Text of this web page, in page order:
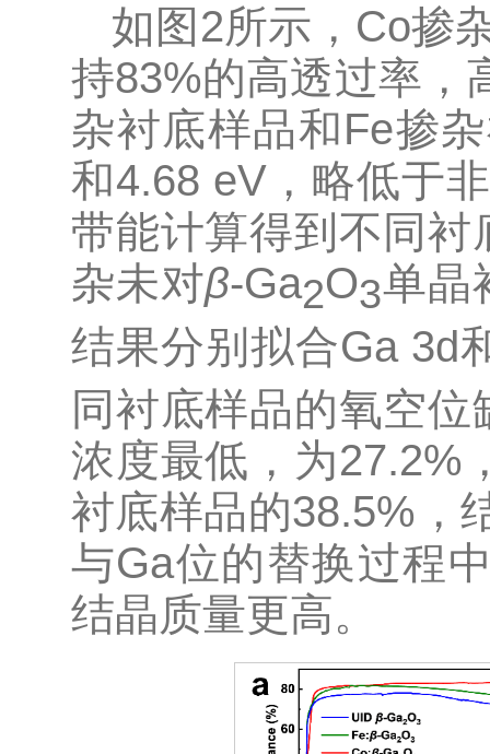
如图2所示，Co掺
持83%的高透过率，
杂衬底样品和Fe掺
和4.68 eV，略低于
带能计算得到不同
杂未对β-Ga2O3单晶
结果分别拟合Ga 3d
同衬底样品的氧空
浓度最低，为27.2%
衬底样品的38.5%，
与Ga位的替换过程
结晶质量更高。